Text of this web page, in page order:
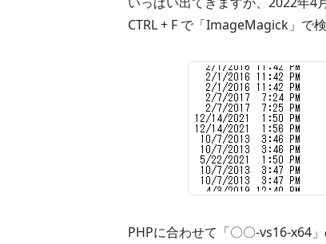
CTRL + F で「ImageMagick」で
PHPに合わせて「〇〇-vs16-x64